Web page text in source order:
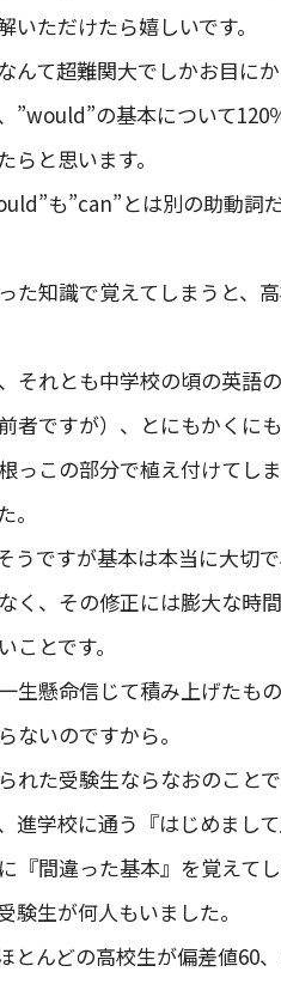
いただけたら嬉しいです。
んて超難関大でしかお目に
”would”の基本について
らと思います。
も”can”とは別の助動詞
た知識で覚えてしまうと、
それとも中学校の頃の英語
者ですが）、とにもかくに
っこの部分で植え付けてし
。
うですが基本は本当に大切
く、その修正には膨大な時間
ことです。
生懸命信じて積み上げたも
ないのですから。
れた受験生ならなおのことで
進学校に通う『はじめまし
『間違った基本』を覚えて
験生が何人もいました。
とんどの高校生が偏差値60